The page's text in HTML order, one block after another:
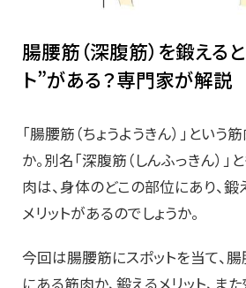
腸腰筋（深腹筋）を鍛える
ト”がある？専門家が解説
「腸腰筋（ちょうようきん）」という
か。別名「深腹筋（しんふっきん）
肉は、身体のどこの部位にあり、
メリットがあるのでしょうか。
今回は腸腰筋にスポットを当て、
にある筋肉か、鍛えるメリット、ま